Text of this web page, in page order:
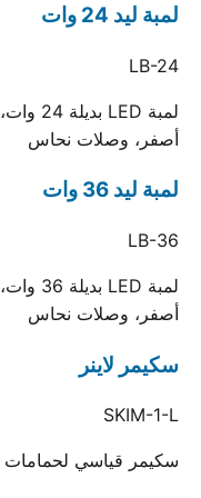
لمبة ليد 24 وات
LB-24
أصفر، وصلات نحاس
لمبة ليد 36 وات
LB-36
أصفر، وصلات نحاس
سكيمر لاينر
SKIM-1-L
سكيمر قياسي لحمامات